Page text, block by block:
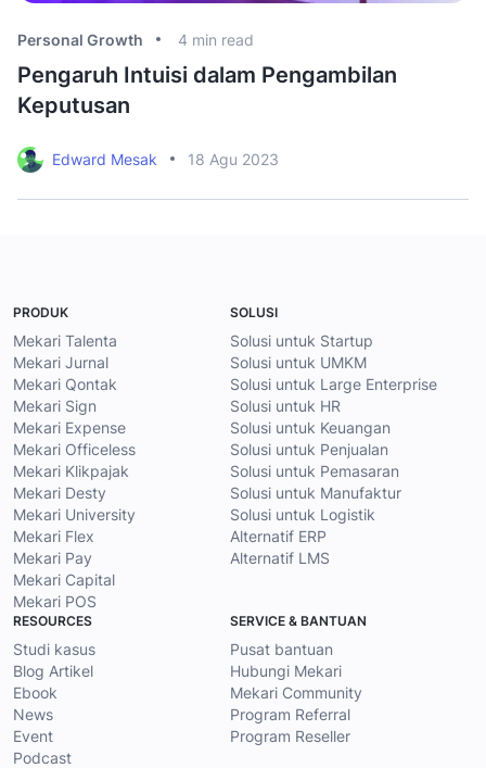
Personal Growth 4 min read
Pengaruh Intuisi dalam Pengambilan
Keputusan
Edward Mesak 18 Agu 2023
PRODUK
Mekari Talenta
Mekari Jurnal
Mekari Qontak
Mekari Sign
Mekari Expense
Mekari Officeless
Mekari Klikpajak
Mekari Desty
Mekari University
Mekari Flex
Mekari Pay
Mekari Capital
Mekari POS
SOLUSI
Solusi untuk Startup
Solusi untuk UMKM
Solusi untuk Large Enterprise
Solusi untuk HR
Solusi untuk Keuangan
Solusi untuk Penjualan
Solusi untuk Pemasaran
Solusi untuk Manufaktur
Solusi untuk Logistik
Alternatif ERP
Alternatif LMS
RESOURCES
Studi kasus
Blog Artikel
Ebook
News
Event
Podcast
SERVICE & BANTUAN
Pusat bantuan
Hubungi Mekari
Mekari Community
Program Referral
Program Reseller